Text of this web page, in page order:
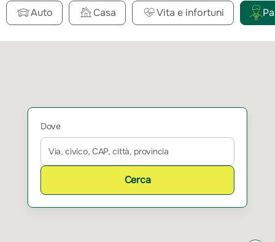
Auto Casa Vita e infortuni
Dove
Cerca